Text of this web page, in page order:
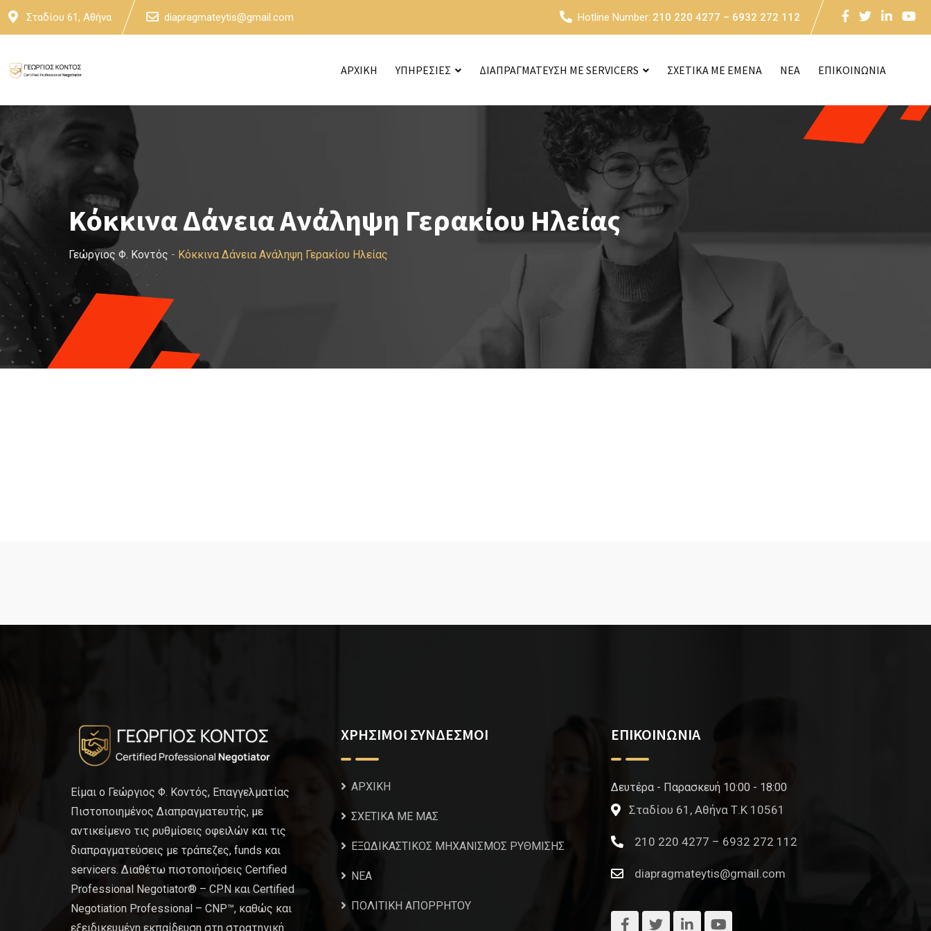
Skip
Σταδίου 61, Αθήνα diapragmateytis@gmail.com Hotline Number: 210 220 4277 – 6932 272 112
ΑΡΧΙΚΗ ΥΠΗΡΕΣΙΕΣ ΔΙΑΠΡΑΓΜΑΤΕΥΣΗ ΜΕ SERVICERS ΣΧΕΤΙΚΑ ΜΕ ΕΜΕΝΑ NEA ΕΠΙΚΟΙΝΩΝΙΑ
Κόκκινα Δάνεια Ανάληψη Γερακίου Ηλείας
Γεώργιος Φ. Κοντός - Κόκκινα Δάνεια Ανάληψη Γερακίου Ηλείας
Είμαι ο Γεώργιος Φ. Κοντός, Επαγγελματίας
Πιστοποιημένος Διαπραγματευτής, με
αντικείμενο τις ρυθμίσεις οφειλών και τις
διαπραγματεύσεις με τράπεζες, funds και
servicers. Διαθέτω πιστοποιήσεις Certified
Professional Negotiator® – CPN και Certified
Negotiation Professional – CNP™, καθώς και
εξειδικευμένη εκπαίδευση στη στρατηγική
ΧΡΗΣΙΜΟΙ ΣΥΝΔΕΣΜΟΙ
ΑΡΧΙΚΗ
ΣΧΕΤΙΚΑ ΜΕ ΜΑΣ
ΕΞΩΔΙΚΑΣΤΙΚΟΣ ΜΗΧΑΝΙΣΜΟΣ ΡΥΘΜΙΣΗΣ
NEA
ΠΟΛΙΤΙΚΗ ΑΠΟΡΡΗΤΟΥ
ΕΠΙΚΟΙΝΩΝΙΑ
Δευτέρα - Παρασκευή 10:00 - 18:00
Σταδίου 61, Αθήνα Τ.Κ 10561
210 220 4277 – 6932 272 112
diapragmateytis@gmail.com